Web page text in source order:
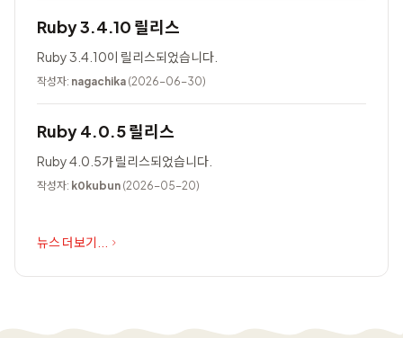
Ruby 3.4.10 릴리스
Ruby 3.4.10이 릴리스되었습니다.
작성자: nagachika (2026-06-30)
Ruby 4.0.5 릴리스
Ruby 4.0.5가 릴리스되었습니다.
작성자: k0kubun (2026-05-20)
뉴스 더보기...